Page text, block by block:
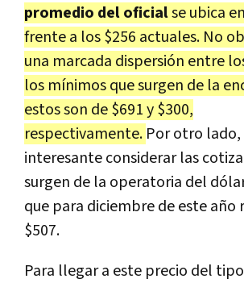
promedio del oficialse ubica
frente a los $256 actuales. No
una marcada dispersión entre
los mínimos que surgen de la
estos son de $691 y $300,
respectivamente. Por otro lado,
interesante considerar las
surgen de la operatoria del
que para diciembre de este año
$507.
Para llegar a este precio del